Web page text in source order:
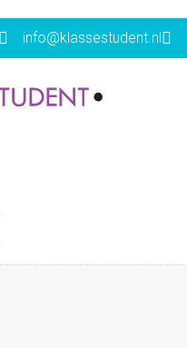
info@klassestudent.nl